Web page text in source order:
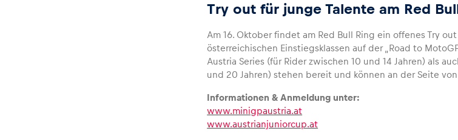
Try out für junge Talente am Red
Am 16. Oktober findet am Red Bull Ring ein offenes Try
österreichischen Einstiegsklassen auf der „Road to
Austria Series (für Rider zwischen 10 und 14 Jahren) als
und 20 Jahren) stehen bereit und können an der Seite
Informationen & Anmeldung unter:
www.minigpaustria.at
www.austrianjuniorcup.at